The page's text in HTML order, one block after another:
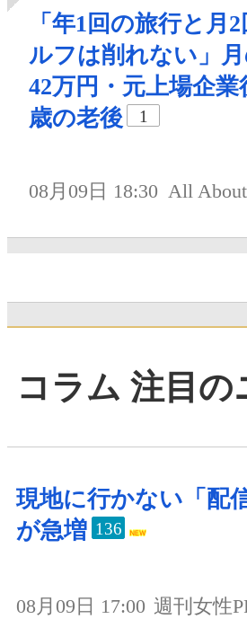
「年1回の旅行と月
ルフは削れない」
42万円・元上場企業
歳の老後
1
08月09日 18:30 All About
コラム 注目の
現地に行かない「配
が急増 136
08月09日 17:00 週刊女性